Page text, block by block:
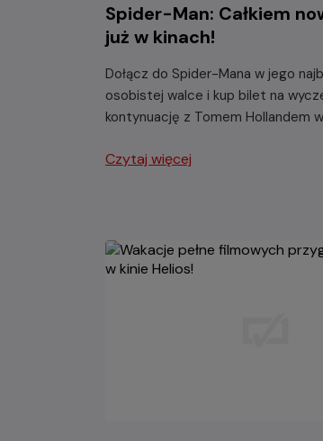
Spider-Man: Całkiem
już w kinach!
Dołącz do Spider-Mana w jego
osobistej walce i kup bilet na
kontynuację z Tomem Hollandem
Czytaj więcej